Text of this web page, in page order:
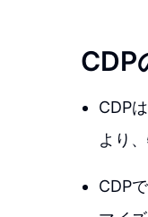
CDP
CDP
より
CDP